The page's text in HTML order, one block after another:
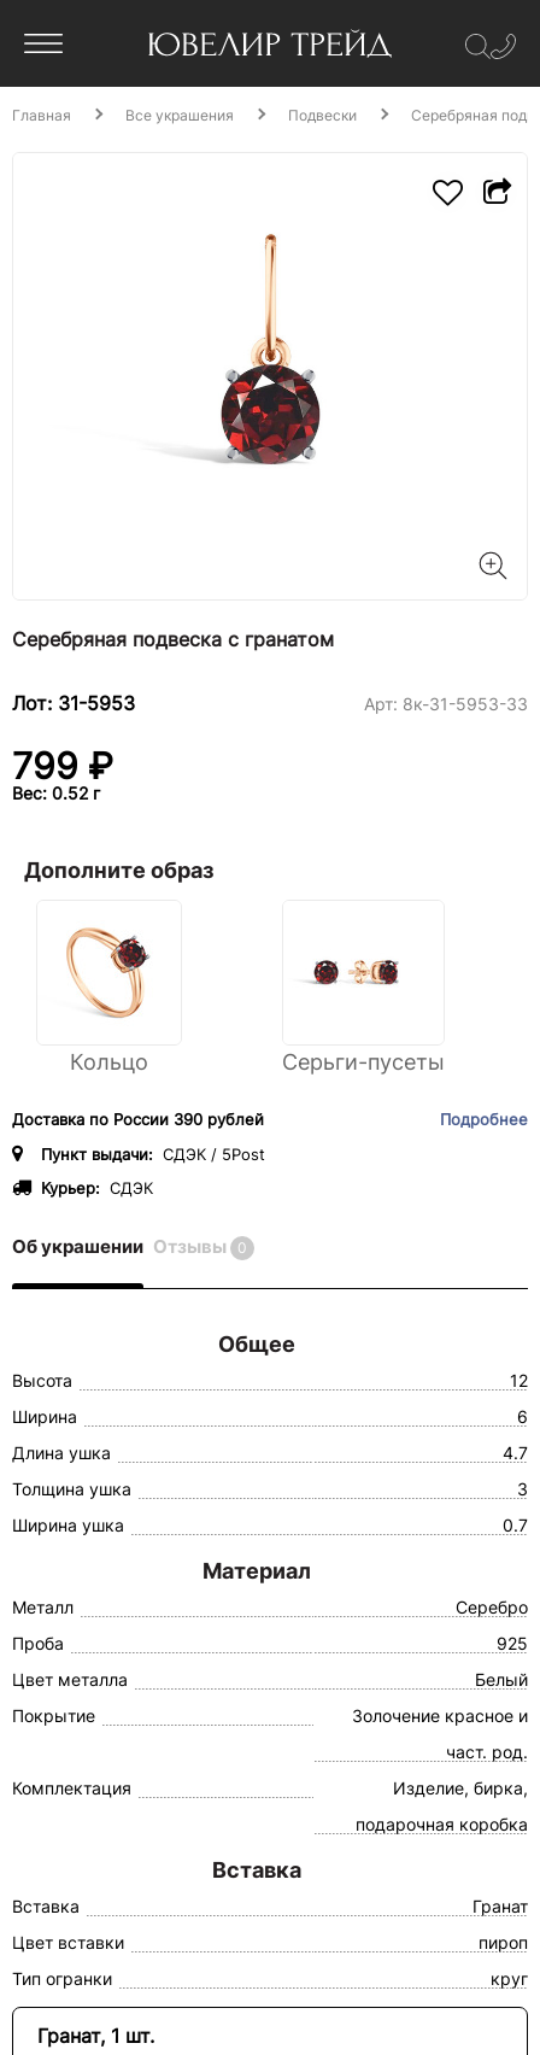
Главная Все украшения Подвески Серебряная
Серебряная подвеска с гранатом
Лот: 31-5953 Арт: 8к-31-5953-33
799 ₽
Вес: 0.52 г
Дополните образ
Кольцо Серьги-пусеты
Доставка по России 390 рублей
Подробнее
Пункт выдачи: СДЭК / 5Post
Курьер: СДЭК
Об украшении Отзывы 0
Общее
Высота
12
Ширина
6
Длина ушка
4.7
Толщина ушка
3
Ширина ушка
0.7
Материал
Металл
Серебро
Проба
925
Цвет металла
Белый
Покрытие
Золочение красное и
част. род.
Комплектация
Изделие, бирка,
подарочная коробка
Вставка
Вставка
Гранат
Цвет вставки
пироп
Тип огранки
круг
Гранат, 1 шт.